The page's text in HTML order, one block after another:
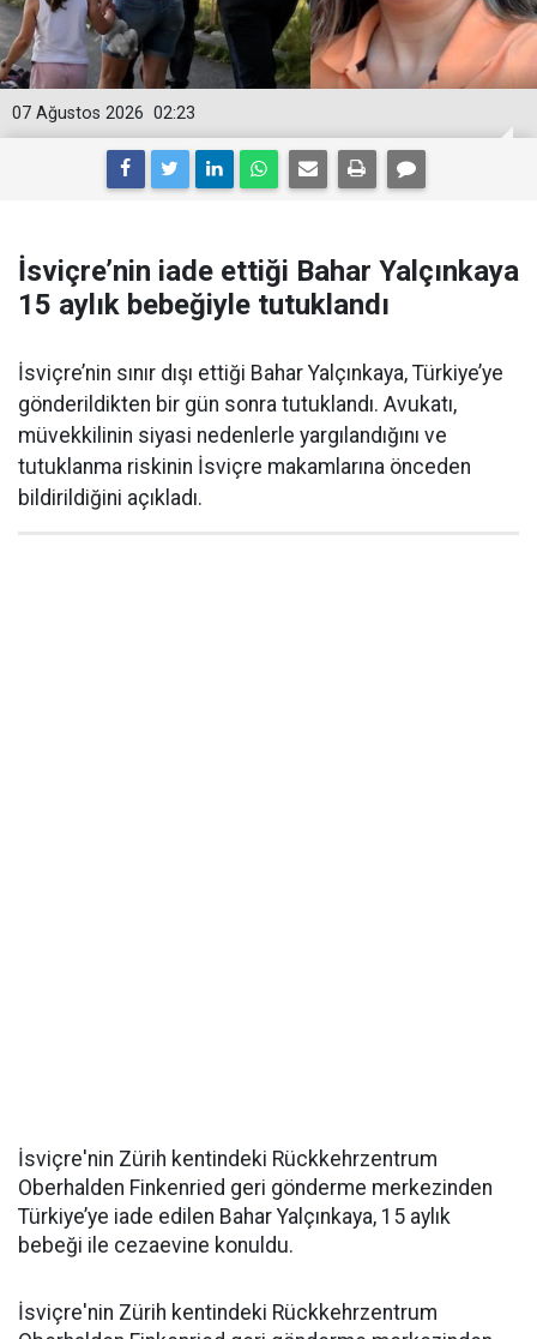
02:23
07 Ağustos 2026
İsviçre’nin iade ettiği Bahar Yalçınkaya
15 aylık bebeğiyle tutuklandı
İsviçre’nin sınır dışı ettiği Bahar Yalçınkaya, Türkiye’ye
gönderildikten bir gün sonra tutuklandı. Avukatı,
müvekkilinin siyasi nedenlerle yargılandığını ve
tutuklanma riskinin İsviçre makamlarına önceden
bildirildiğini açıkladı.
İsviçre'nin Zürih kentindeki Rückkehrzentrum
Oberhalden Finkenried geri gönderme merkezinden
Türkiye’ye iade edilen Bahar Yalçınkaya, 15 aylık
bebeği ile cezaevine konuldu.
İsviçre'nin Zürih kentindeki Rückkehrzentrum